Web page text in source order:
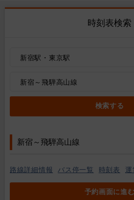
時刻表検索
新宿駅・東京駅
新宿～飛騨高山線
検索する
新宿～飛騨高山線
路線詳細情報 バス停一覧 時刻表 運
予約画面に進む